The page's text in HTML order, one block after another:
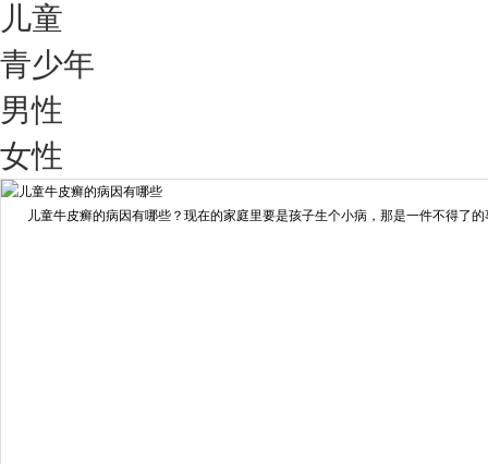
我要咨询
擅长： 王艳琼 门诊主任 专家介绍：毕业于川北医学院...
预约量
儿童
青少年
男性
女性
儿童牛皮癣的病因有哪些？现在的家庭里要是孩子生个小病，那是一件不得了的